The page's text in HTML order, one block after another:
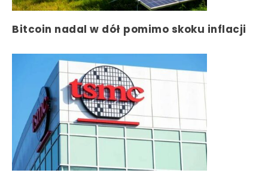
Bitcoin nadal w dół pomimo skoku inflacji